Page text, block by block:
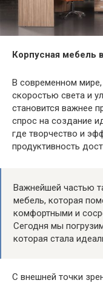
Корпусная мебель
В современном
скоростью света и
становится важнее
спрос на создание
где творчество и
продуктивность
Важнейшей частью
мебель, которая
комфортными и
Сегодня мы
которая стала
С внешней точки